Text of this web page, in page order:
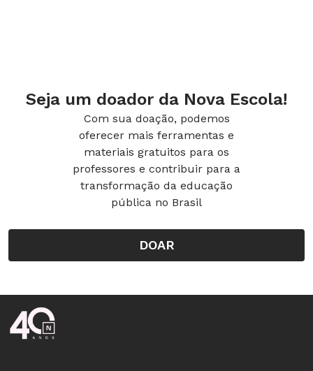
Seja um doador da Nova Escola!
Com sua doação, podemos
oferecer mais ferramentas e
materiais gratuitos para os
professores e contribuir para a
transformação da educação
pública no Brasil
DOAR
Rodapé da Nova Escola